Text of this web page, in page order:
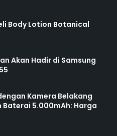
Body Lotion Botanical
Akan Hadir di Samsung
Kamera Belakang
Baterai 5.000mAh: Harga